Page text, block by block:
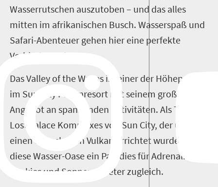
Wasserrutschen auszutoben – und das alles
mitten im afrikanischen Busch. Wasserspaß und
Safari-Abenteuer gehen hier eine perfekte
Verbindung ein.
Das Valley of the Waves ist einer der Höhepunkte
im Sun City Ferienresort mit seinem großen
Angebot an spannenden Aktivitäten. Als Teil des
Lost Palace Komplexes von Sun City, der um
einen erloschenen Vulkan errichtet wurde, ist
diese Wasser-Oase ein Paradies für Adrenalin-
Junkies und Sonnenanbeter zugleich.